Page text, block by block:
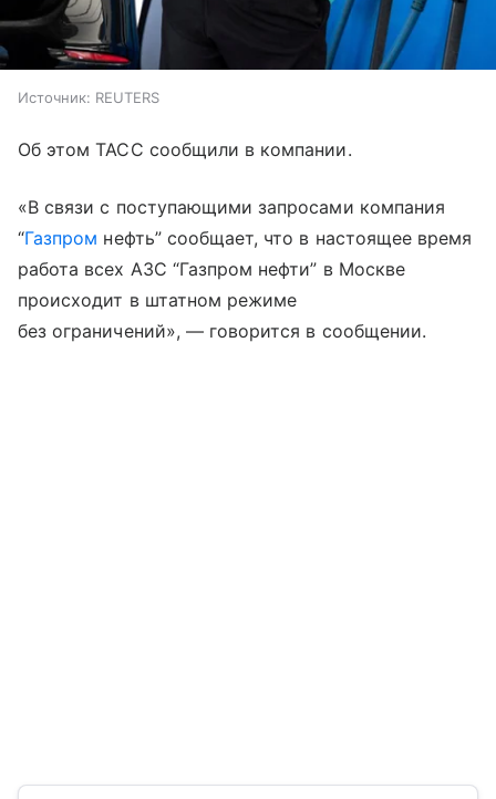
Источник: REUTERS
Об этом ТАСС сообщили в компании.
«В связи с поступающими запросами компания
“Газпром нефть” сообщает, что в настоящее время
работа всех АЗС “Газпром нефти” в Москве
происходит в штатном режиме
без ограничений», — говорится в сообщении.